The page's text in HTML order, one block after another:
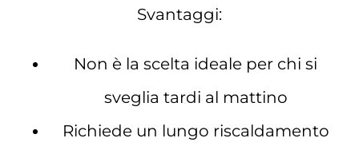
Svantaggi:
Non è la scelta ideale per chi si
sveglia tardi al mattino
Richiede un lungo riscaldamento